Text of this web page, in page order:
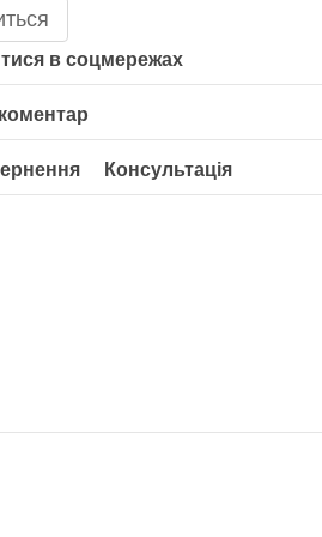
в соцмережах
Консультація